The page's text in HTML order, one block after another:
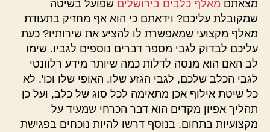
מצאתם מאלף כלבים בירושלים שפועל בשיטה
שמקובלת עליכם? וידאתם כי הוא אף מחזיק בתעודת
מאלף מקצועי שמאפשרת לו להציע את שירותיו? כעת
עליכם לבדוק לגבי מספר דברים נוספים לגביו. שימו
לב האם הוא מנסה לדלות כמה שיותר מידע רלוונטי
לגבי הכלב שלכם, לגבי הגזע שלו, האופי שלו וכו'. לא
כל שיטת אילוף אכן מתאימה לכל סוג של כלב, ועל כן
תהליך אפיון מקדים הוא דבר הכרחי שמעיד על
מקצועיות בתחום. בנוסף דרשו להיות נוכחים בפגישת